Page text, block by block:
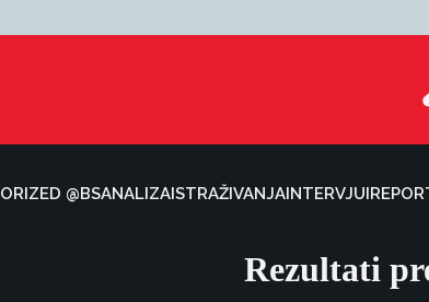
@BSANALIZAISTRAŽIVANJAINTERVJUI
Rezultati